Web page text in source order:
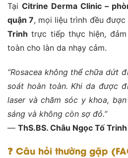
Tại Citrine Derma Clinic –
quận 7, mọi liệu trình đều được
Trinh trực tiếp thực hiện,
toàn cho làn da nhạy cảm.
“Rosacea không thể chữa dứt
soát hoàn toàn. Khi da được
laser và chăm sóc y khoa,
sáng và không còn sợ đỏ.”
— ThS.BS. Châu Ngọc Tố Trinh
❓ Câu hỏi thường gặp